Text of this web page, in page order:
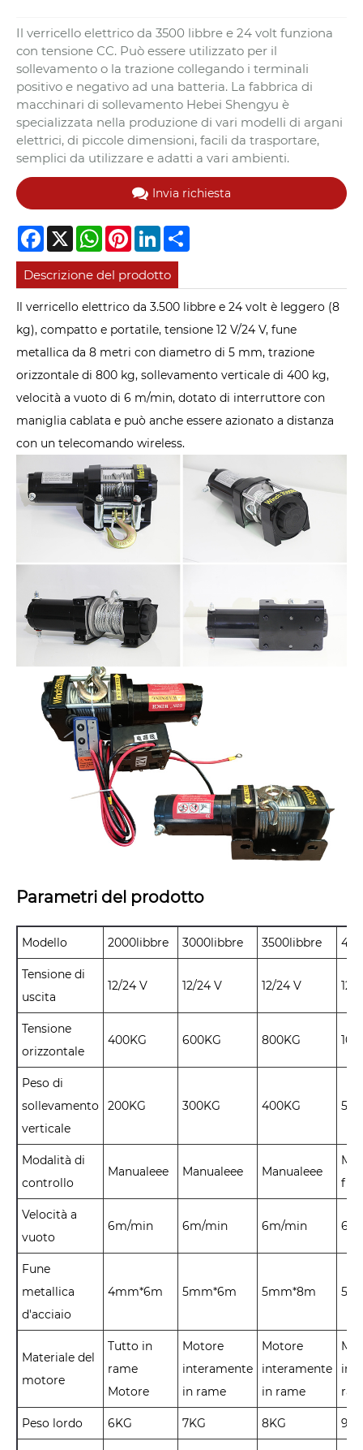
Il verricello elettrico da 3500 libbre e 24 volt funziona
con tensione CC. Può essere utilizzato per il
sollevamento o la trazione collegando i terminali
positivo e negativo ad una batteria. La fabbrica di
macchinari di sollevamento Hebei Shengyu è
specializzata nella produzione di vari modelli di argani
elettrici, di piccole dimensioni, facili da trasportare,
semplici da utilizzare e adatti a vari ambienti.
Invia richiesta
Facebook
X WhatsApp
PinterestLinkedIn
Descrizione del prodotto
Il verricello elettrico da 3.500 libbre e 24 volt è leggero (8
kg), compatto e portatile, tensione 12 V/24 V, fune
metallica da 8 metri con diametro di 5 mm, trazione
orizzontale di 800 kg, sollevamento verticale di 400 kg,
velocità a vuoto di 6 m/min, dotato di interruttore con
maniglia cablata e può anche essere azionato a distanza
con un telecomando wireless.
Parametri del prodotto
Modello 2000libbre 3000libbre 3500libbre
Tensione di
uscita
12/24 V 12/24 V 12/24 V 12/
Tensione
orizzontale
400KG 600KG 800KG 10
Peso di
sollevamento
verticale
200KG 300KG 400KG 5
Modalità di
controllo
Manualeee Manualeee Manualeee
fili
Velocità a
vuoto
6m/min 6m/min 6m/min 6
Fune
metallica
d'acciaio
4mm*6m 5mm*6m 5mm*8m
Materiale del
motore
Tutto in
rame
Motore
Motore
interamente
in rame
Motore
interamente
in rame
Peso lordo 6KG 7KG 8KG 9